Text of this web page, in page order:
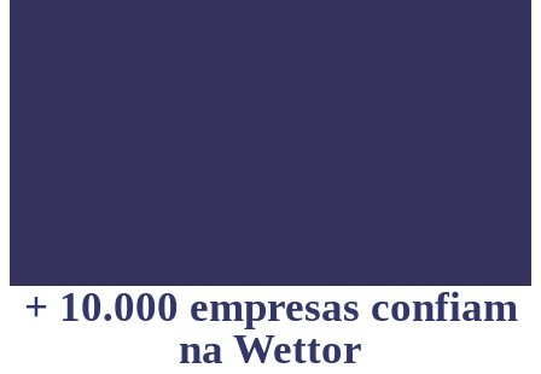
+ 10.000 empresas confiam
na Wettor